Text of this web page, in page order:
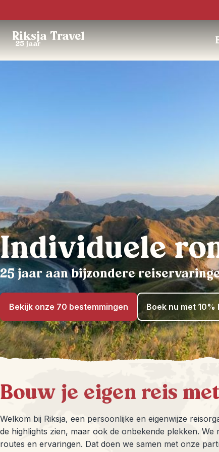
Riksja Travel
25 jaar
Individuele
25 jaar aan bijzondere
Bekijk onze 70 bestemmingen Boek nu met
Bouw je eigen reis
Welkom bij Riksja, een persoonlijke en eigenwijze
de highlights zien, maar ook de onbekende plekken.
routes en ervaringen. Dat doen we samen met onze